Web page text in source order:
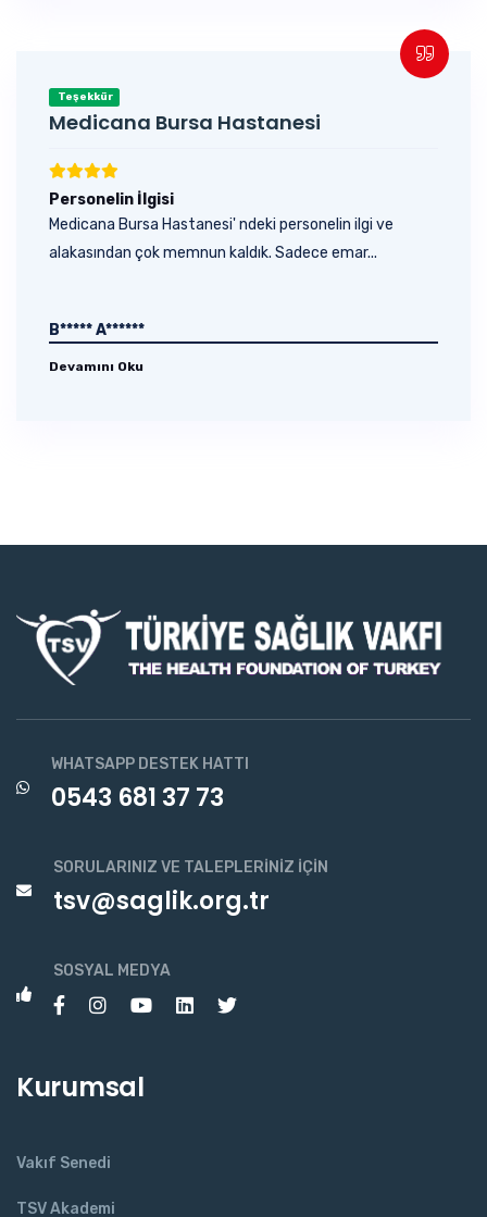
Teşekkür
Medicana Bursa Hastanesi
Personelin İlgisi
Medicana Bursa Hastanesi' ndeki personelin ilgi ve
alakasından çok memnun kaldık. Sadece emar...
B***** A******
Devamını Oku
WHATSAPP DESTEK HATTI
0543 681 37 73
SORULARINIZ VE TALEPLERINIZ İÇIN
tsv@saglik.org.tr
SOSYAL MEDYA
Kurumsal
Vakıf Senedi
TSV Akademi